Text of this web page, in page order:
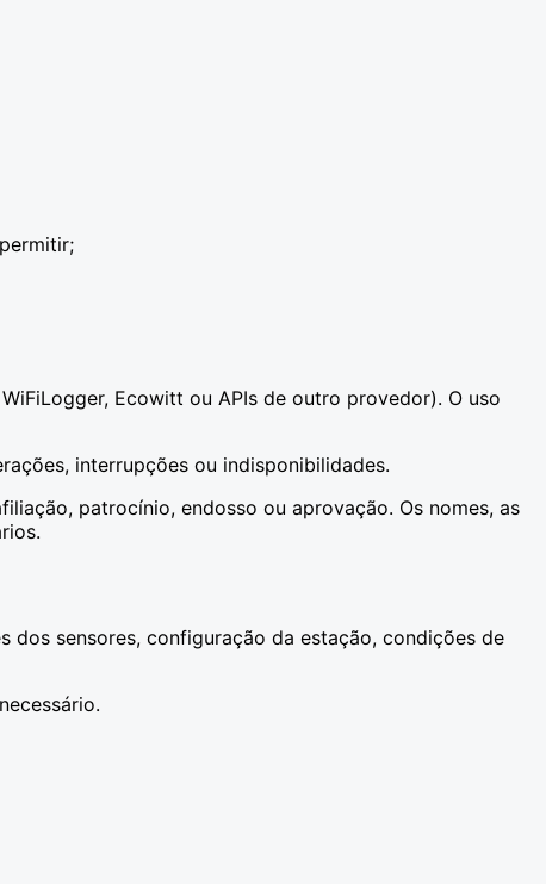
Ecowitt ou APIs de outro provedor). O uso
interrupções ou indisponibilidades.
patrocínio, endosso ou aprovação. Os nomes, as
sensores, configuração da estação, condições de